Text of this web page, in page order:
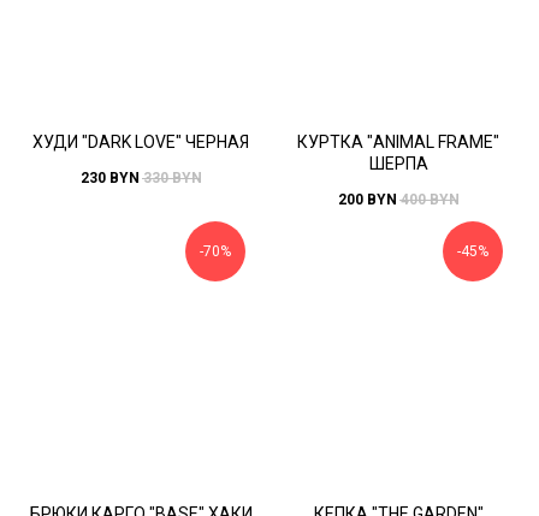
ХУДИ "DARK LOVE" ЧЕРНАЯ
230 BYN 330 BYN
КУРТКА "ANIMAL FRAME"
ШЕРПА
200 BYN 400 BYN
-70% -45%